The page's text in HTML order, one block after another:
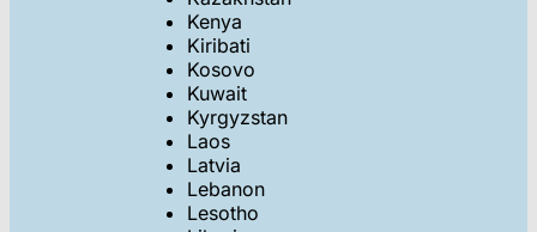
Kenya
Kiribati
Kosovo
Kuwait
Kyrgyzstan
Laos
Latvia
Lebanon
Lesotho